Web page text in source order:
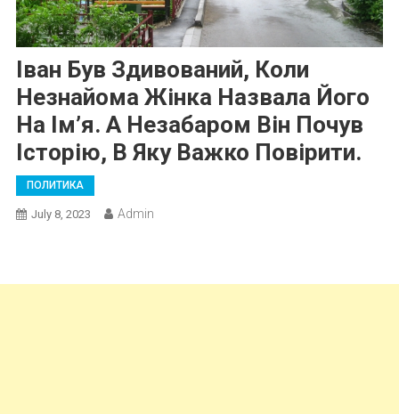
Іван Був Здивований, Коли
Незнайома Жінка Назвала Його
На Ім’я. А Незабаром Він Почув
Історію, В Яку Важко Повірити.
ПОЛИТИКА
July 8, 2023 Admin